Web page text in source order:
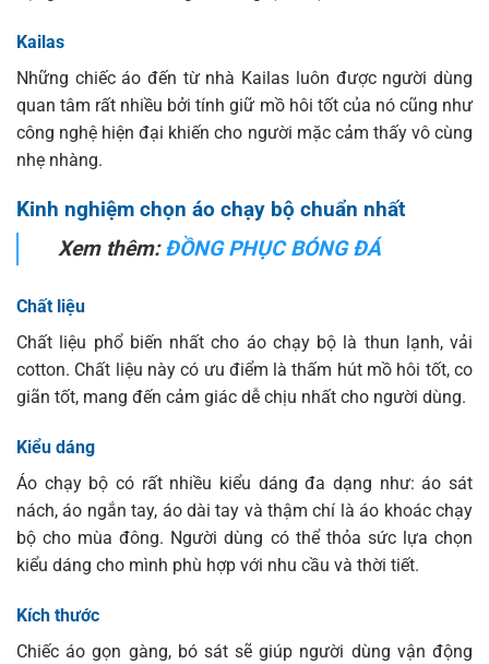
Kailas
Những chiếc áo đến từ nhà Kailas luôn được người dùng
quan tâm rất nhiều bởi tính giữ mồ hôi tốt của nó cũng như
công nghệ hiện đại khiến cho người mặc cảm thấy vô cùng
nhẹ nhàng.
Kinh nghiệm chọn áo chạy bộ chuẩn nhất
Xem thêm:ĐỒNG PHỤC BÓNG ĐÁ
Chất liệu
Chất liệu phổ biến nhất cho áo chạy bộ là thun lạnh, vải
cotton. Chất liệu này có ưu điểm là thấm hút mồ hôi tốt, co
giãn tốt, mang đến cảm giác dễ chịu nhất cho người dùng.
Kiểu dáng
Áo chạy bộ có rất nhiều kiểu dáng đa dạng như: áo sát
nách, áo ngắn tay, áo dài tay và thậm chí là áo khoác chạy
bộ cho mùa đông. Người dùng có thể thỏa sức lựa chọn
kiểu dáng cho mình phù hợp với nhu cầu và thời tiết.
Kích thước
Chiếc áo gọn gàng, bó sát sẽ giúp người dùng vận động